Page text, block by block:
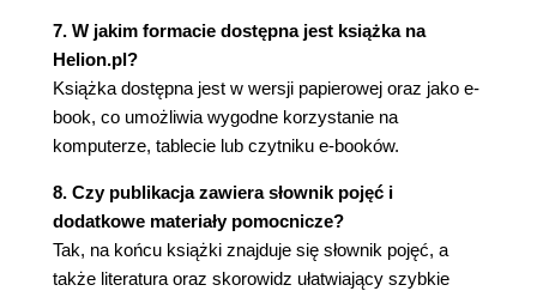
Konfiguracja programu SuperPuTTY
Połączenie z urządzeniem wirtualnym
Wydanie polecenia wielu urządzeniom naraz
Zmiana nazwy zakładek
Symulator Cisco Packet Tracer
Projekt w programie Cisco Packet Tracer
Środowisko rzeczywiste - lab domowy
Rozdział 6. Wprowadzenie do systemu
7. W jakim formacie dostępna jest książka na
Helion.pl?
Książka dostępna jest w wersji papierowej oraz jako e-
book, co umożliwia wygodne korzystanie na
komputerze, tablecie lub czytniku e-booków.
8. Czy publikacja zawiera słownik pojęć i
dodatkowe materiały pomocnicze?
Tak, na końcu książki znajduje się słownik pojęć, a
także literatura oraz skorowidz ułatwiający szybkie